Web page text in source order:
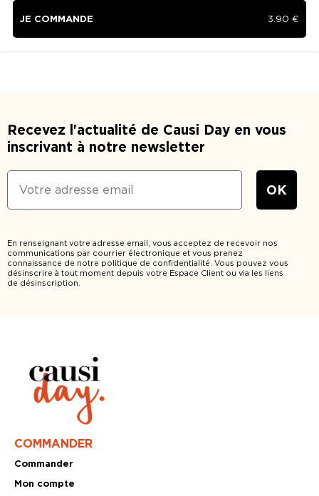
JE COMMANDE 3.90 €
Recevez l'actualité de Causi Day en vous
inscrivant à notre newsletter
En renseignant votre adresse email, vous acceptez de recevoir nos
communications par courrier électronique et vous prenez
connaissance de notre politique de confidentialité. Vous pouvez vous
désinscrire à tout moment depuis votre Espace Client ou via les liens
de désinscription.
COMMANDER
Commander
Mon compte